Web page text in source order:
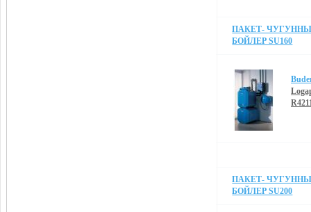
ПАКЕТ- ЧУГУННЫЙ
БОЙЛЕР SU160
ПАКЕТ- ЧУГУННЫЙ
БОЙЛЕР SU200